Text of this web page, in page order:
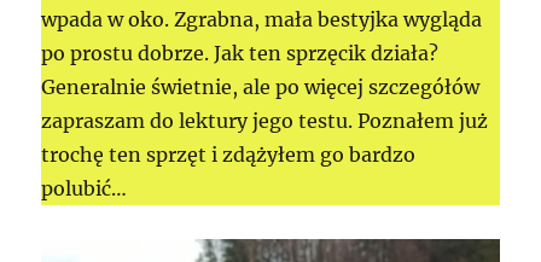
wpada w oko. Zgrabna, mała bestyjka wygląda
po prostu dobrze. Jak ten sprzęcik działa?
Generalnie świetnie, ale po więcej szczegółów
zapraszam do lektury jego testu. Poznałem już
trochę ten sprzęt i zdążyłem go bardzo
polubić…